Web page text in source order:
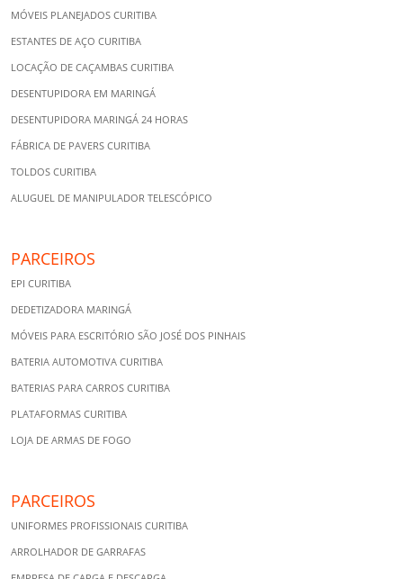
MÓVEIS PLANEJADOS CURITIBA
ESTANTES DE AÇO CURITIBA
LOCAÇÃO DE CAÇAMBAS CURITIBA
DESENTUPIDORA EM MARINGÁ
DESENTUPIDORA MARINGÁ 24 HORAS
FÁBRICA DE PAVERS CURITIBA
TOLDOS CURITIBA
ALUGUEL DE MANIPULADOR TELESCÓPICO
PARCEIROS
EPI CURITIBA
DEDETIZADORA MARINGÁ
MÓVEIS PARA ESCRITÓRIO SÃO JOSÉ DOS PINHAIS
BATERIA AUTOMOTIVA CURITIBA
BATERIAS PARA CARROS CURITIBA
PLATAFORMAS CURITIBA
LOJA DE ARMAS DE FOGO
PARCEIROS
UNIFORMES PROFISSIONAIS CURITIBA
ARROLHADOR DE GARRAFAS